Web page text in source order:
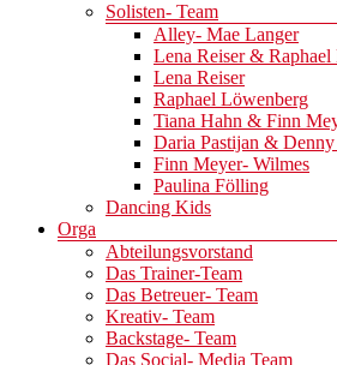
Solisten- Team
Alley- Mae Langer
Lena Reiser &
Lena Reiser
Raphael Löwenberg
Tiana Hahn & Finn
Daria Pastijan &
Finn Meyer- Wilmes
Paulina Fölling
Dancing Kids
Orga
Abteilungsvorstand
Das Trainer-Team
Das Betreuer- Team
Kreativ- Team
Backstage- Team
Das Social- Media Team